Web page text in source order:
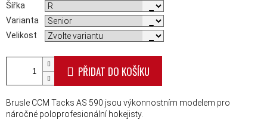
Šířka
Varianta
Velikost
PŘIDAT DO KOŠÍKU
Brusle CCM Tacks AS 590 jsou výkonnostním modelem pro
náročné poloprofesionální hokejisty.